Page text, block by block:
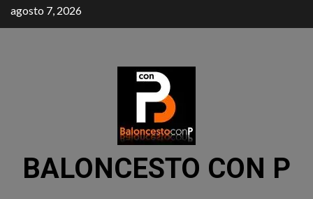
agosto 7, 2026
BALONCESTO CON P